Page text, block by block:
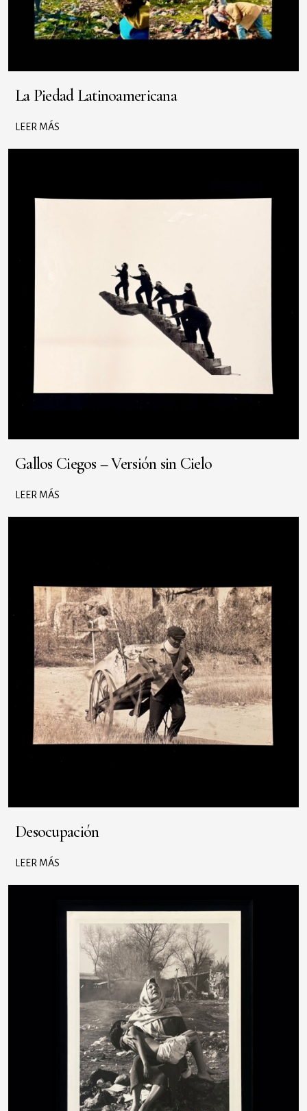
La Piedad Latinoamericana
LEER MÁS
Gallos Ciegos – Versión sin Cielo
LEER MÁS
Desocupación
LEER MÁS